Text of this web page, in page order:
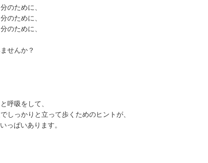
のために、
のために、
のために、
せんか？
呼吸をして、
しっかりと立って歩くためのヒントが、
っぱいあります。